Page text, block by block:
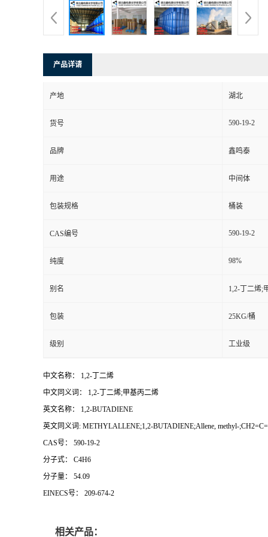
产品详请
产地 湖北
货号 590-19-2
品牌 鑫鸣泰
用途 中间体
包装规格 桶装
CAS编号 590-19-2
纯度 98%
别名 1,2-丁二烯;
包装 25KG/桶
级别 工业级
中文名称： 1,2-丁二烯
中文同义词： 1,2-丁二烯;甲基丙二烯
英文名称： 1,2-BUTADIENE
英文同义词: METHYLALLENE;1,2-BUTADIENE;Allene, methyl-
CAS号： 590-19-2
分子式： C4H6
分子量： 54.09
EINECS号： 209-674-2
相关产品：